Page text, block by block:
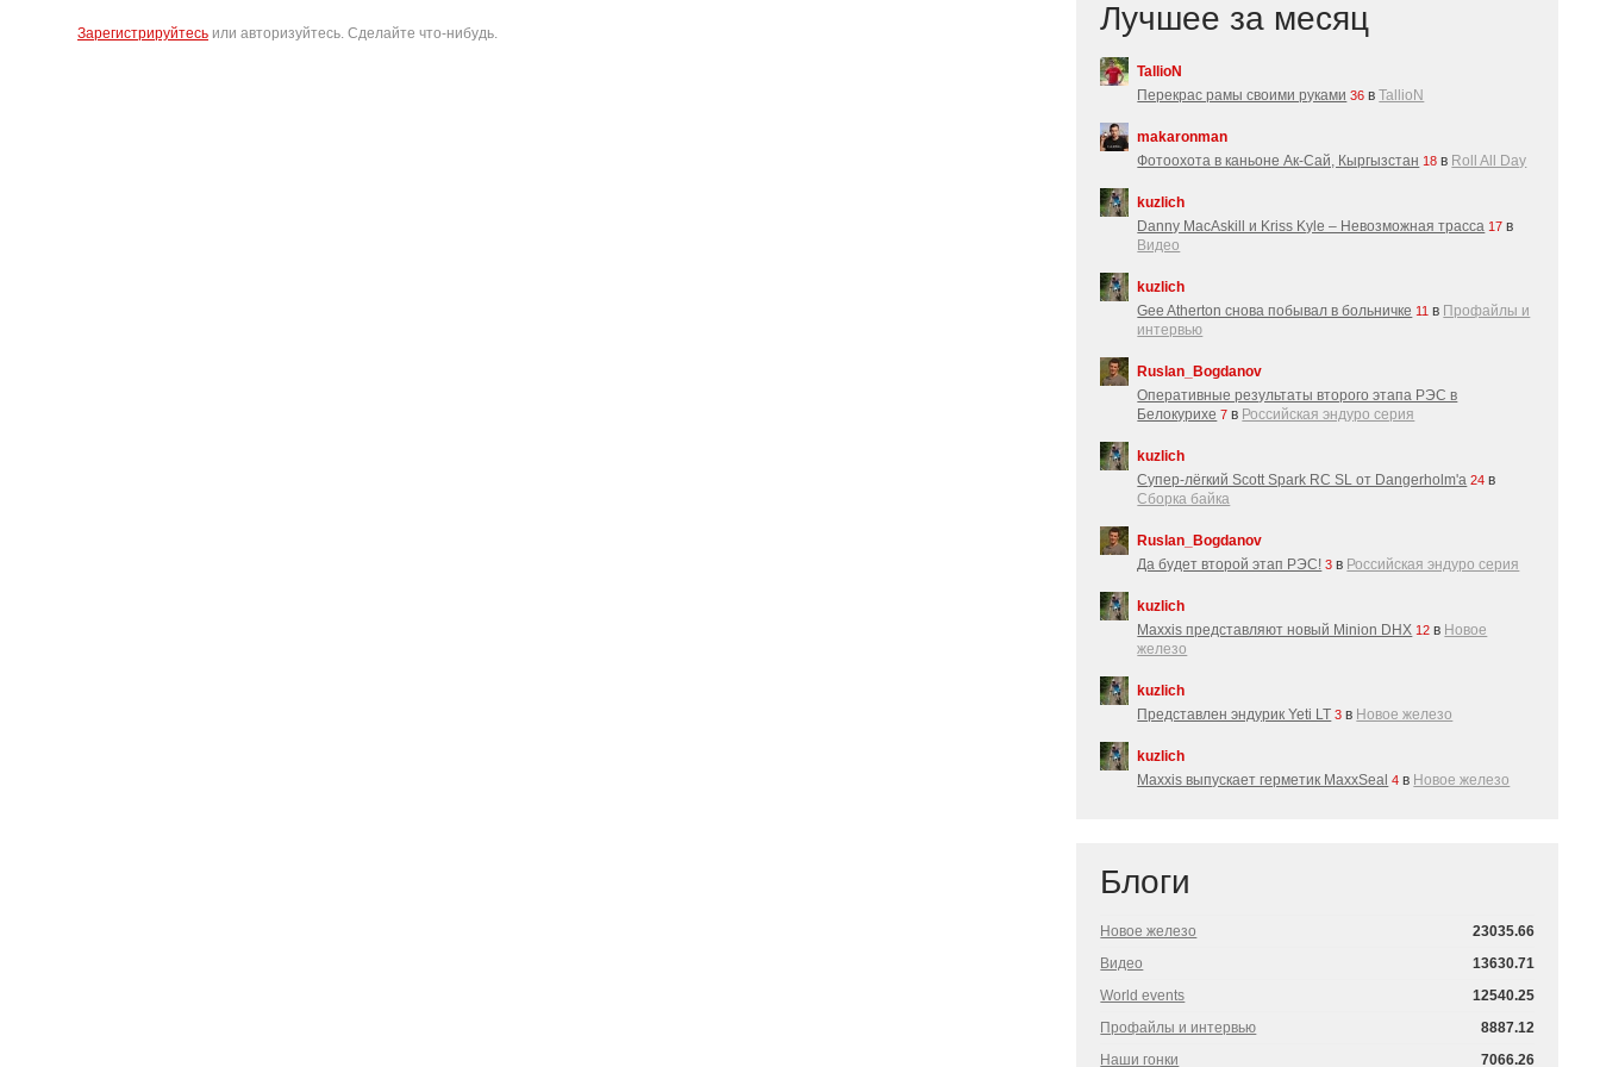
Зарегистрируйтесь или авторизуйтесь. Сделайте что-нибудь. Лучшее за месяц
TallioN
Перекрас рамы своими руками 36 вTallioN
makaronman
Фотоохота в каньоне Ак-Cай, Кыргызстан 18 в Roll All Day
kuzlich
Danny MacAskill и Kriss Kyle – Невозможная трасса 17 в
Видео
kuzlich
Gee Atherton снова побывал в больничке 11 в Профайлы и
интервью
Ruslan_Bogdanov
Оперативные результаты второго этапа РЭС в
Белокурихе 7 в Российская эндуро серия
kuzlich
Супер-лёгкий Scott Spark RC SL от Dangerholm'a 24 в
Сборка байка
Ruslan_Bogdanov
Да будет второй этап РЭС! 3 в Российская эндуро серия
kuzlich
Maxxis представляют новый Minion DHX 12 в Новое
железо
kuzlich
Представлен эндурик Yeti LT 3 в Новое железо
kuzlich
Maxxis выпускает герметик MaxxSeal 4 в Новое железо
Блоги
Новое железо
23035.66
Видео
13630.71
World events
12540.25
Профайлы и интервью
8887.12
Наши гонки
7066.26